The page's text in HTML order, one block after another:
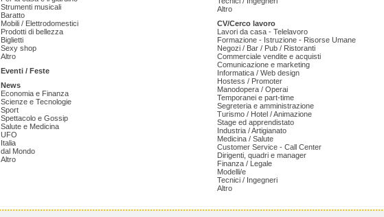
Strumenti musicali
Baratto
Mobili / Elettrodomestici
Prodotti di bellezza
Biglietti
Sexy shop
Altro
Eventi / Feste
News
Economia e Finanza
Scienze e Tecnologie
Sport
Spettacolo e Gossip
Salute e Medicina
UFO
Italia
dal Mondo
Altro
Altro
CV/Cerco lavoro
Lavori da casa - Telelavoro
Formazione - Istruzione - Risorse Umane
Negozi / Bar / Pub / Ristoranti
Commerciale vendite e acquisti
Comunicazione e marketing
Informatica / Web design
Hostess / Promoter
Manodopera / Operai
Temporanei e part-time
Segreteria e amministrazione
Turismo / Hotel / Animazione
Stage ed apprendistato
Industria / Artigianato
Medicina / Salute
Customer Service - Call Center
Dirigenti, quadri e manager
Finanza / Legale
Modelli/e
Tecnici / Ingegneri
Altro